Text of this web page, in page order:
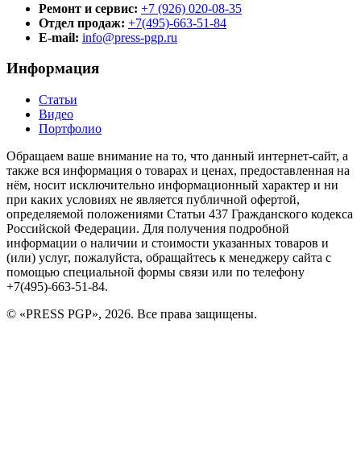
Ремонт и сервис: +7 (926) 020-08-35
Отдел продаж: +7(495)-663-51-84
E-mail: info@press-pgp.ru
Информация
Статьи
Видео
Портфолио
Обращаем ваше внимание на то, что данный интернет-сайт, а
также вся информация о товарах и ценах, предоставленная на
нём, носит исключительно информационный характер и ни
при каких условиях не является публичной офертой,
определяемой положениями Статьи 437 Гражданского кодекса
Российской Федерации. Для получения подробной
информации о наличии и стоимости указанных товаров и
(или) услуг, пожалуйста, обращайтесь к менеджеру сайта с
помощью специальной формы связи или по телефону
+7(495)-663-51-84.
© «PRESS PGP», 2026. Все права защищены.